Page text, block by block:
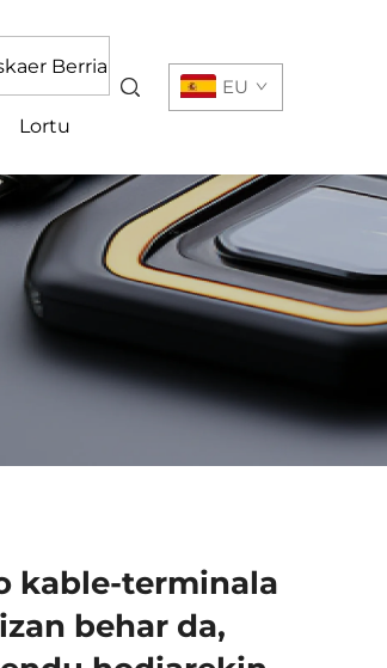
Berria
Lortu
EU
kable-terminala
behar da,